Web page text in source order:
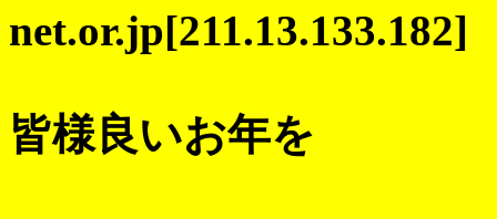
net.or.jp[211.13.133.182]
皆様良いお年を